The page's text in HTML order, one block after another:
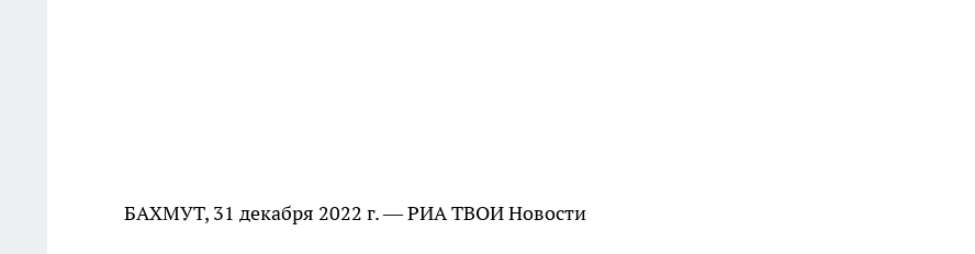
БАХМУТ, 31 декабря 2022 г. — РИА ТВОИ Новости